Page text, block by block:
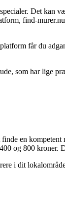
Det kan
find-
får du
som har lige
en
og 800
i dit